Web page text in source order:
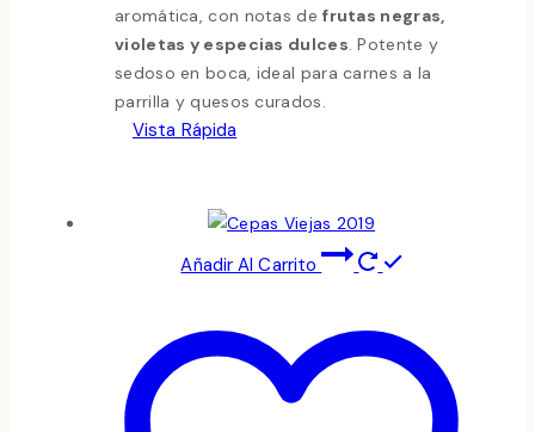
aromática, con notas defrutas negras,
violetas y especias dulces. Potente y
sedoso en boca, ideal para carnes a la
parrilla y quesos curados.
Vista Rápida
Añadir Al Carrito